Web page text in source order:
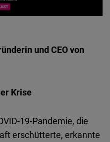
und CEO von
Krise
19-Pandemie, die
erschütterte, erkannte